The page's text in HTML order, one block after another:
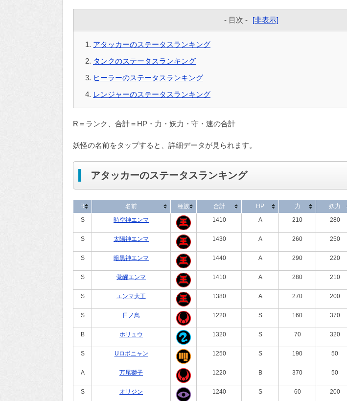
- 目次 - [非表示]
アタッカーのステータスランキング
タンクのステータスランキング
ヒーラーのステータスランキング
レンジャーのステータスランキング
R＝ランク、合計＝HP・力・妖力・守・速の合計
妖怪の名前をタップすると、詳細データが見られます。
アタッカーのステータスランキング
R 名前 種族 合計 HP 力 妖力
S
時空神エンマ 1410 A 210 280
S 太陽神エンマ 1430 A 260 250
S 暗黒神エンマ 1440 A 290 220
S 覚醒エンマ 1410 A 280 210
S エンマ大王 1380 A 270 200
S 日ノ鳥 1220 S 160 370
B ホリュウ 1320 S 70 320
S Uロボニャン 1250 S 190 50
A 万尾獅子 1220 B 370 50
S オリジン 1240 S 60 200